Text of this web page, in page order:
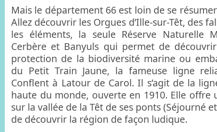
Mais le département 66 est loin de se
Allez découvrir les Orgues d’Ille-sur-Têt, des
les éléments, la seule Réserve Naturelle
Cerbère et Banyuls qui permet de
protection de la biodiversité marine ou
du Petit Train Jaune, la fameuse ligne
Conflent à Latour de Carol. Il s’agit de la
haute du monde, ouverte en 1910. Elle offre
sur la vallée de la Têt de ses ponts (Séjourné
de découvrir la région de façon ludique.